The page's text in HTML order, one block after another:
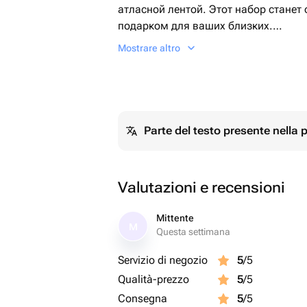
атласной лентой. Этот набор
подарком для ваших близких.
Наш бенто торт и капкейки
украшены атласной лентой. Просто
Mostrare altro
Parte del testo presente
Valutazioni e recensioni
Mittente
Questa settimana
Servizio di negozio 5/5
Qualità-prezzo
5/5
Consegna
5/5